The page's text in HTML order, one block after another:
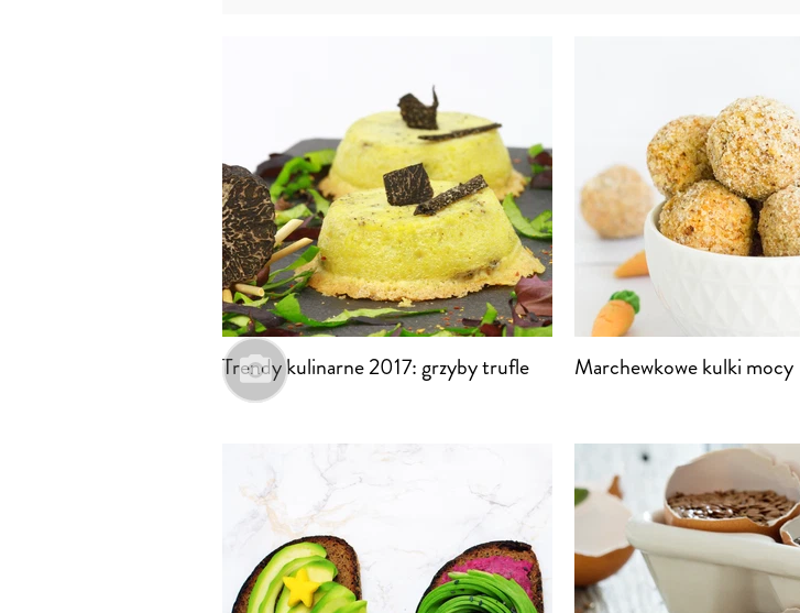
Trendy kulinarne 2017: grzyby trufle Marchewkowe kulki mocy